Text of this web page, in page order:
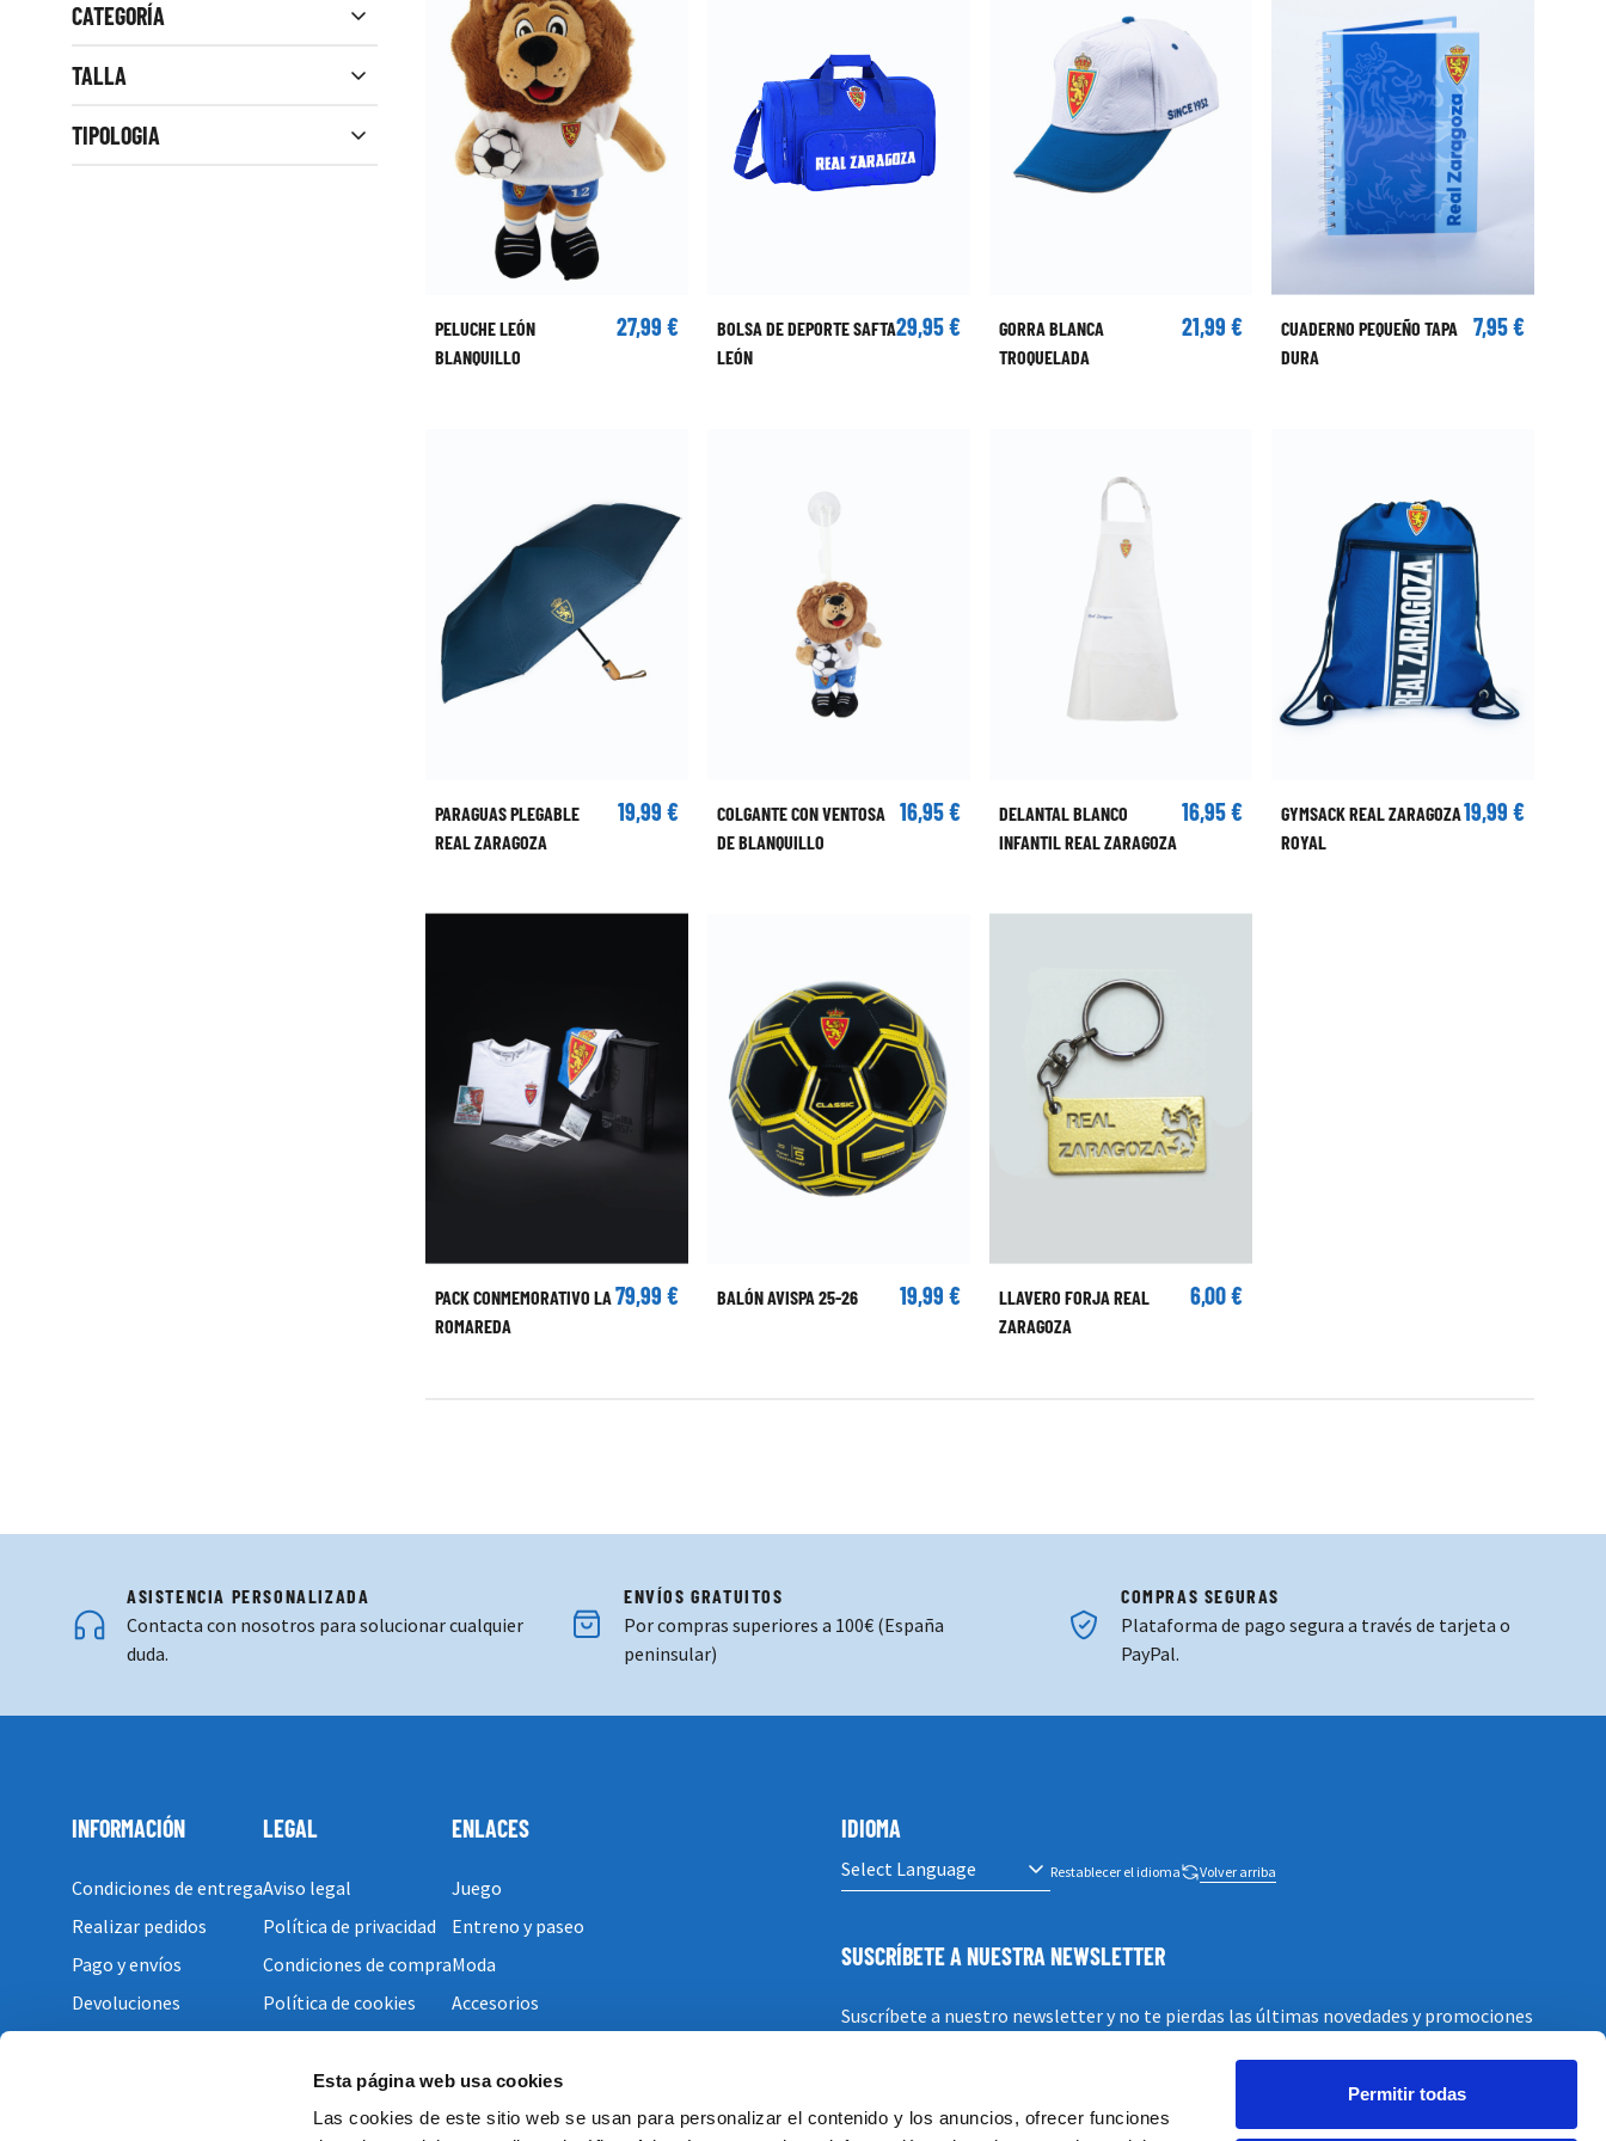
Esta página web usa cookies
Las cookies de este sitio web se usan para personalizar el contenido y los anuncios, ofrecer funciones
Permitir todas
Close filters
CATEGORÍA
TALLA
TIPOLOGIA
PELUCHE LEÓN
BLANQUILLO
27,99 €
BOLSA DE DEPORTE SAFTA
LEÓN
29,95 €
GORRA BLANCA
TROQUELADA
21,99 €
CUADERNO PEQUEÑO TAPA
DURA
7,95 €
PARAGUAS PLEGABLE
REAL ZARAGOZA
19,99 €
COLGANTE CON VENTOSA
DE BLANQUILLO
16,95 €
DELANTAL BLANCO
INFANTIL REAL ZARAGOZA
16,95 €
GYMSACK REAL ZARAGOZA
ROYAL
19,99 €
PACK CONMEMORATIVO LA
ROMAREDA
79,99 € BALÓN AVISPA 25-26 19,99 €
LLAVERO FORJA REAL
ZARAGOZA
6,00 €
ASISTENCIA PERSONALIZADA
Contacta con nosotros para solucionar cualquier
duda.
ENVÍOS GRATUITOS
Por compras superiores a 100€ (España
peninsular)
COMPRAS SEGURAS
Plataforma de pago segura a través de tarjeta o
PayPal.
INFORMACIÓN
Condiciones de entrega
Realizar pedidos
Pago y envíos
Devoluciones
LEGAL
Aviso legal
Política de privacidad
Condiciones de compra
Política de cookies
ENLACES
Juego
Entreno y paseo
Moda
Accesorios
IDIOMA
Restablecer el idioma Volver arriba
SUSCRÍBETE A NUESTRA NEWSLETTER
Suscríbete a nuestro newsletter y no te pierdas las últimas novedades y promociones